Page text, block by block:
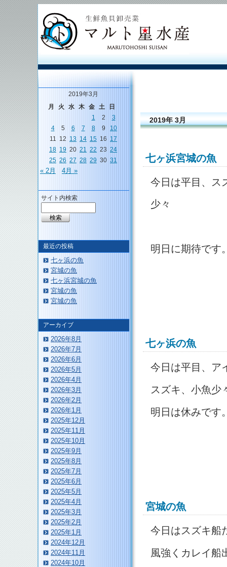
2019年 3月
七ヶ浜宮城の魚
今日は平目、ス
少々
明日に期待です
七ヶ浜の魚
今日は平目、ア
スズキ、小魚少
明日は休みです
宮城の魚
今日はスズキ船
風強くカレイ船
2019年3月
月
火 水 木 金 土
日
1
2
3
4
5 6 7 8 9
10
11 12 13 14 15 16 17
18 19 20 21 22 23 24
25 26 27 28 29 30 31
« 2月 4月 »
サイト内検索
最近の投稿
七ヶ浜の魚
宮城の魚
七ヶ浜宮城の魚
宮城の魚
宮城の魚
アーカイブ
2026年8月
2026年7月
2026年6月
2026年5月
2026年4月
2026年3月
2026年2月
2026年1月
2025年12月
2025年11月
2025年10月
2025年9月
2025年8月
2025年7月
2025年6月
2025年5月
2025年4月
2025年3月
2025年2月
2025年1月
2024年12月
2024年11月
2024年10月